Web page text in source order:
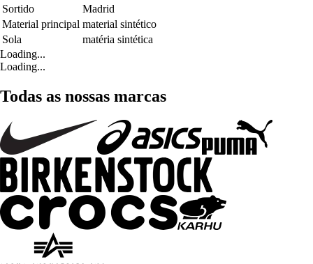
Sortido
Madrid
Material principal material sintético
Sola
matéria sintética
Loading...
Loading...
Todas as nossas marcas